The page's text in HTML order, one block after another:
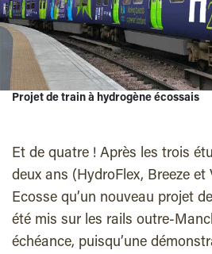
Projet de train à hydrogène écossais
Et de quatre ! Après les trois
deux ans (HydroFlex, Breeze et
Ecosse qu’un nouveau projet
été mis sur les rails outre-
échéance, puisqu’une